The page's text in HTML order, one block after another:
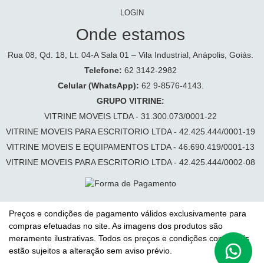
LOGIN
Onde estamos
Rua 08, Qd. 18, Lt. 04-A Sala 01 – Vila Industrial, Anápolis, Goiás.
Telefone: 62 3142-2982
Celular (WhatsApp): 62 9-8576-4143.
GRUPO VITRINE:
VITRINE MOVEIS LTDA - 31.300.073/0001-22
VITRINE MOVEIS PARA ESCRITORIO LTDA - 42.425.444/0001-19
VITRINE MOVEIS E EQUIPAMENTOS LTDA - 46.690.419/0001-13
VITRINE MOVEIS PARA ESCRITORIO LTDA - 42.425.444/0002-08
Preços e condições de pagamento válidos exclusivamente para
compras efetuadas no site. As imagens dos produtos são
meramente ilustrativas. Todos os preços e condições comerciais
estão sujeitos a alteração sem aviso prévio.